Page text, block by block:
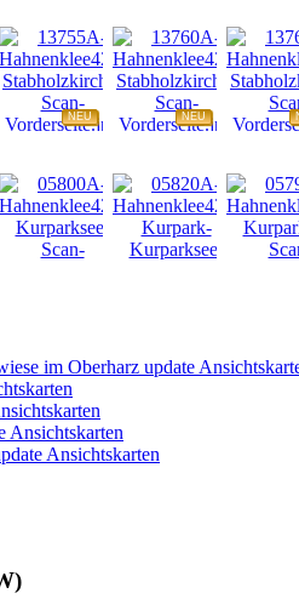
NEU NEU
im Oberharz update
Ansichtskarten
Ansichtskarten